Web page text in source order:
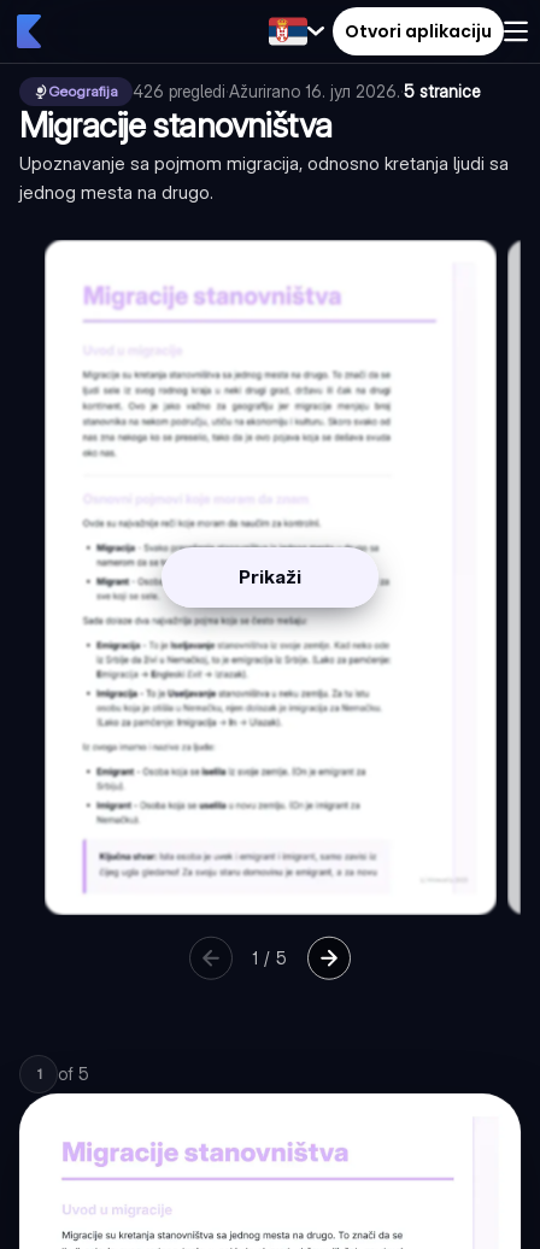
Otvori aplikaciju
Geografija 426 pregledi·Ažurirano 16. јул 2026.·5 stranice
Migracije stanovništva
Upoznavanje sa pojmom migracija, odnosno kretanja ljudi sa
jednog mesta na drugo.
Prikaži
1 /5
1 of 5